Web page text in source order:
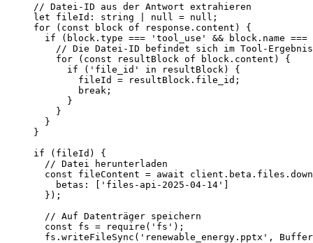
// Datei-ID aus der Antwort extrahieren
let fileId : string null = null ;
for ( const block of response.content) {
  if
(block.type === 'tool_use' && block.name ===
    // Die Datei-ID befindet sich im Tool-Ergebnis
    for
( const resultBlock of block.content) {
      if
( 'file_id' in resultBlock) {
        fileId
= resultBlock.file_id;
        break
;
      }
    }
  }
}
if (fileId) {
  // Datei herunterladen
  const
fileContent = await client.beta.files.
    betas: [
'files-api-2025-04-14'
  });
  // Auf Datenträger speichern
  const
fs = require ( 'fs' );
  fs.
writeFileSync ( 'renewable_energy.pptx' ,